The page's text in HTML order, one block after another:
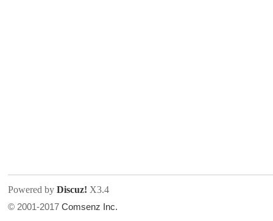
Powered byDiscuz! X3.4
© 2001-2017Comsenz Inc.